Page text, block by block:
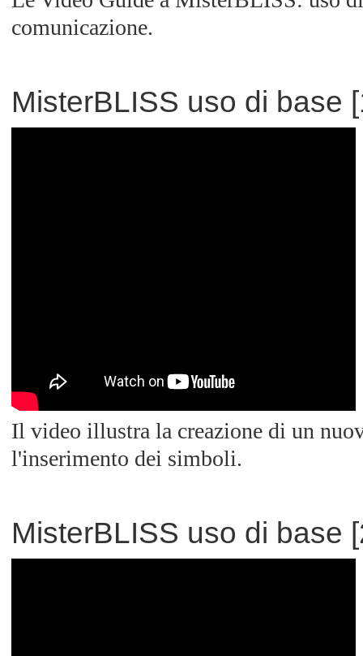
comunicazione.
MisterBLISS uso di base
Il video illustra la creazione di un
l'inserimento dei simboli.
MisterBLISS uso di base